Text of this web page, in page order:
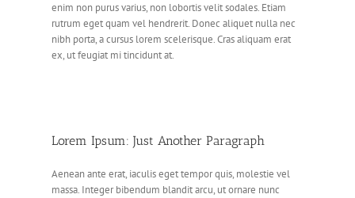
enim non purus varius, non lobortis velit sodales. Etiam
rutrum eget quam vel hendrerit. Donec aliquet nulla nec
nibh porta, a cursus lorem scelerisque. Cras aliquam erat
ex, ut feugiat mi tincidunt at.
Lorem Ipsum: Just Another Paragraph
Aenean ante erat, iaculis eget tempor quis, molestie vel
massa. Integer bibendum blandit arcu, ut ornare nunc